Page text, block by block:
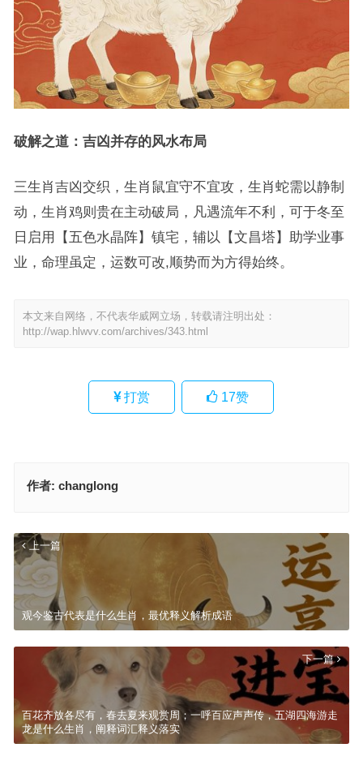
破解之道：吉凶并存的风水布局
三生肖吉凶交织，生肖鼠宜守不宜攻，生肖蛇需以静制
动，生肖鸡则贵在主动破局，凡遇流年不利，可于冬至
日启用【五色水晶阵】镇宅，辅以【文昌塔】助学业事
业，命理虽定，运数可改,顺势而为方得始终。
本文来自网络，不代表华威网立场，转载请注明出处：
http://wap.hlwvv.com/archives/343.html
打赏 17赞
作者: changlong
上一篇
观今鉴古代表是什么生肖，最优释义解析成语
下一篇
百花齐放各尽有，春去夏来观赏周；一呼百应声声传，五湖四海游走
龙是什么生肖，阐释词汇释义落实